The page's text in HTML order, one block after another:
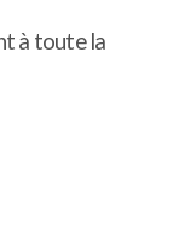
à toute la